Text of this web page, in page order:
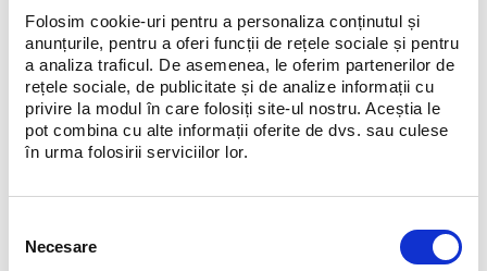
Folosim cookie-uri pentru a personaliza conținutul și
anunțurile, pentru a oferi funcții de rețele sociale și pentru
a analiza traficul. De asemenea, le oferim partenerilor de
rețele sociale, de publicitate și de analize informații cu
privire la modul în care folosiți site-ul nostru. Aceștia le
pot combina cu alte informații oferite de dvs. sau culese
în urma folosirii serviciilor lor.
consimțământului
Necesare